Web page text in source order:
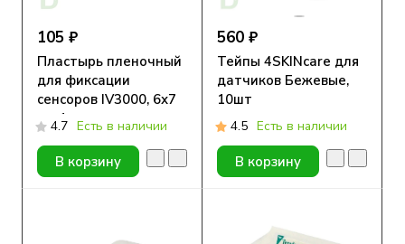
105 ₽
Пластырь пленочный
для фиксации
сенсоров IV3000, 6х7
см, 1 шт
4.7 Есть в наличии
В корзину
560 ₽
Тейпы 4SKINcare для
датчиков Бежевые,
10шт
4.5 Есть в наличии
В корзину